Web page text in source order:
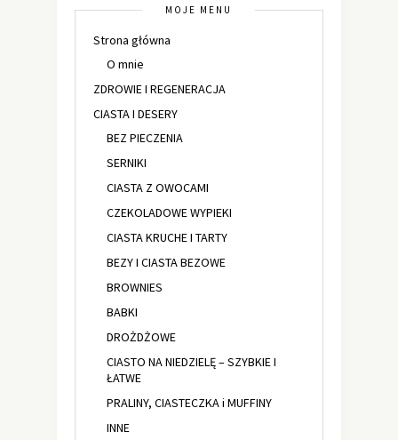
MOJE MENU
Strona główna
O mnie
ZDROWIE I REGENERACJA
CIASTA I DESERY
BEZ PIECZENIA
SERNIKI
CIASTA Z OWOCAMI
CZEKOLADOWE WYPIEKI
CIASTA KRUCHE I TARTY
BEZY I CIASTA BEZOWE
BROWNIES
BABKI
DROŻDŻOWE
CIASTO NA NIEDZIELĘ – SZYBKIE I
ŁATWE
PRALINY, CIASTECZKA i MUFFINY
INNE